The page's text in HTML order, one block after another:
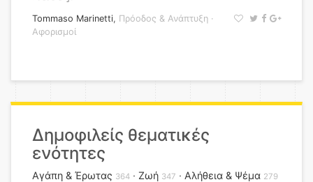
Tommaso Marinetti, Πρόοδος & Ανάπτυξη ·
Αφορισμοί
Δημοφιλείς θεματικές
ενότητες
Αγάπη & Έρωτας 364 Ζωή 347 Αλήθεια & Ψέμα 279